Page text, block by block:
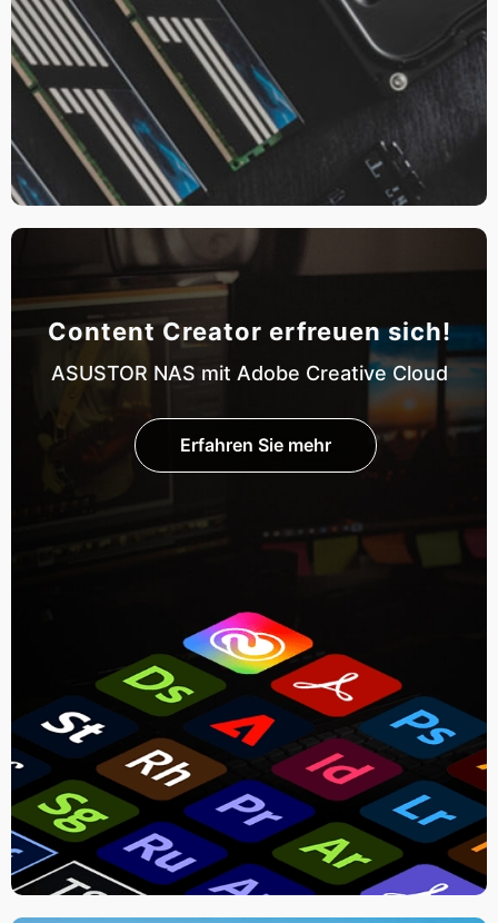
Content Creator erfreuen sich!
ASUSTOR NAS mit Adobe Creative Cloud
Erfahren Sie mehr